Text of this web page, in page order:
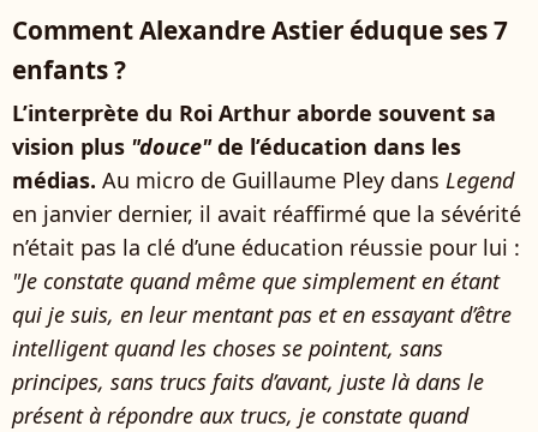
Comment Alexandre Astier éduque ses 7
enfants ?
L’interprète du Roi Arthur aborde souvent sa
vision plus "douce"de l’éducation dans les
médias. Au micro de Guillaume Pley dans Legend
en janvier dernier, il avait réaffirmé que la sévérité
n’était pas la clé d’une éducation réussie pour lui :
"Je constate quand même que simplement en étant
qui je suis, en leur mentant pas et en essayant d’être
intelligent quand les choses se pointent, sans
principes, sans trucs faits d’avant, juste là dans le
présent à répondre aux trucs, je constate quand